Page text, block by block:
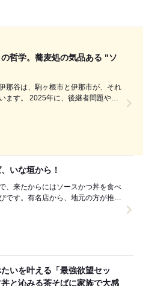
哲学。蕎麦処の気品ある "ソ
者問題や、
いな垣から！
、来たからにはソースかつ丼を食べ
です。有名店から、地元の方が推す
いを叶える「最強欲望セッ
と沁みる茶そばに家族で大感